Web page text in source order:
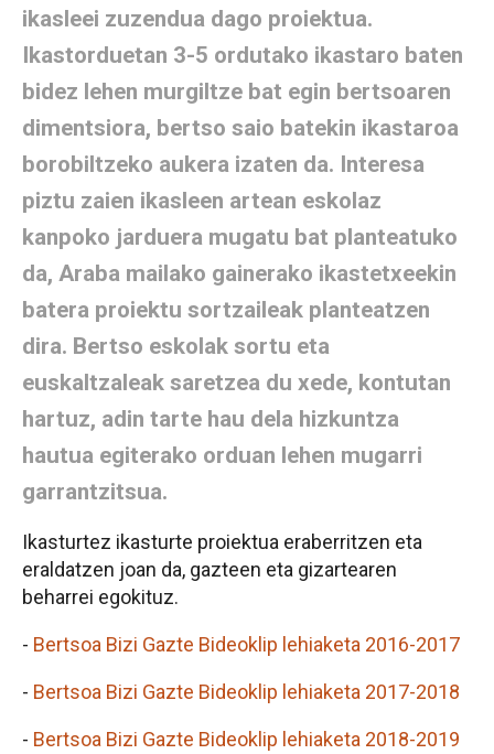
ikasleei zuzendua dago proiektua.
Ikastorduetan 3-5 ordutako ikastaro baten
bidez lehen murgiltze bat egin bertsoaren
dimentsiora, bertso saio batekin ikastaroa
borobiltzeko aukera izaten da. Interesa
piztu zaien ikasleen artean eskolaz
kanpoko jarduera mugatu bat planteatuko
da, Araba mailako gainerako ikastetxeekin
batera proiektu sortzaileak planteatzen
dira. Bertso eskolak sortu eta
euskaltzaleak saretzea du xede, kontutan
hartuz, adin tarte hau dela hizkuntza
hautua egiterako orduan lehen mugarri
garrantzitsua.
Ikasturtez ikasturte proiektua eraberritzen eta
eraldatzen joan da, gazteen eta gizartearen
beharrei egokituz.
- Bertsoa Bizi Gazte Bideoklip lehiaketa 2016-2017
- Bertsoa Bizi Gazte Bideoklip lehiaketa 2017-2018
- Bertsoa Bizi Gazte Bideoklip lehiaketa 2018-2019